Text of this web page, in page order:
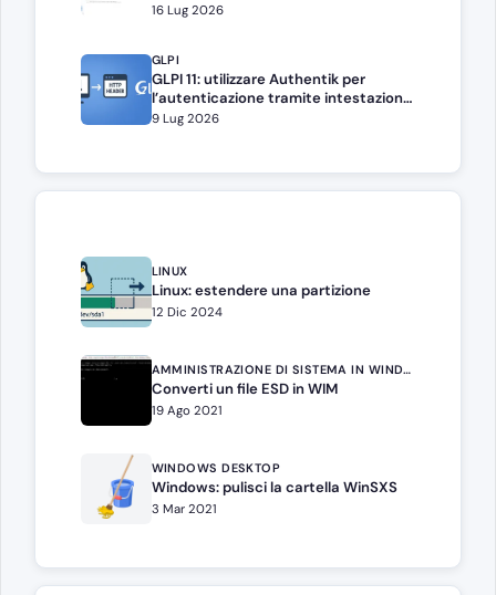
16 Lug 2026
GLPI
GLPI 11: utilizzare Authentik per
l’autenticazione tramite intestazione
HTTP
9 Lug 2026
LINUX
Linux: estendere una partizione
12 Dic 2024
AMMINISTRAZIONE DI SISTEMA IN WINDOWS SERVER
Converti un file ESD in WIM
19 Ago 2021
WINDOWS DESKTOP
Windows: pulisci la cartella WinSXS
3 Mar 2021